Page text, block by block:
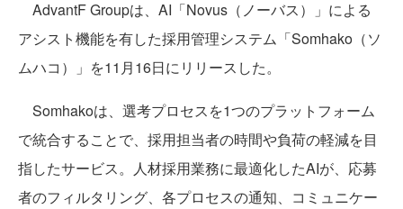
AdvantF Groupは、AI「Novus（ノーバス）」による
アシスト機能を有した採用管理システム「Somhako（ソ
ムハコ）」を11月16日にリリースした。
Somhakoは、選考プロセスを1つのプラットフォーム
で統合することで、採用担当者の時間や負荷の軽減を目
指したサービス。人材採用業務に最適化したAIが、応募
者のフィルタリング、各プロセスの通知、コミュニケー